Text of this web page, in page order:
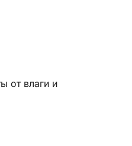
от влаги и